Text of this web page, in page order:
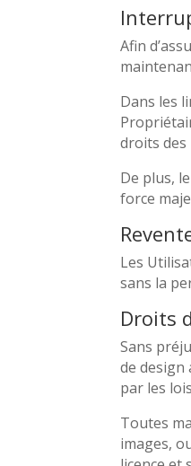
Afin
Dans les
droits
De plus,
force
Les
sans la
Droits
Sans
de design
par les
Toutes
images,